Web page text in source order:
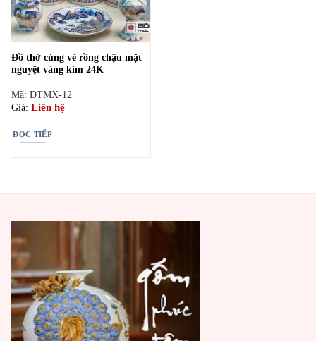
Đồ thờ cúng vẽ rồng chậu mặt
nguyệt vàng kim 24K
Mã: DTMX-12
Giá: Liên hệ
ĐỌC TIẾP